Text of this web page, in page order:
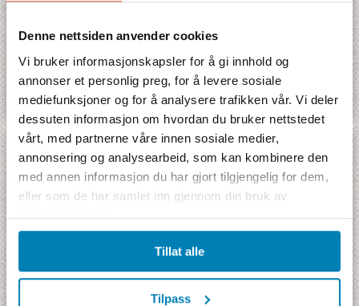
Denne nettsiden anvender cookies
Vi bruker informasjonskapsler for å gi innhold og
annonser et personlig preg, for å levere sosiale
mediefunksjoner og for å analysere trafikken vår. Vi deler
dessuten informasjon om hvordan du bruker nettstedet
vårt, med partnerne våre innen sosiale medier,
annonsering og analysearbeid, som kan kombinere den
med annen informasjon du har gjort tilgjengelig for dem,
eller som de har samlet inn gjennom din bruk av
tjenestene deres.
Tillat alle
Tilpass
Familieventyr på Sri Lanka
Sri Lanka, Sinhale, Ceylon – kjært barn har mange navn. Med bare tolv timers
reisetid passer denne vakre øya veldig bra for barnefamilier som er ute etter
spennende eventyr med ...